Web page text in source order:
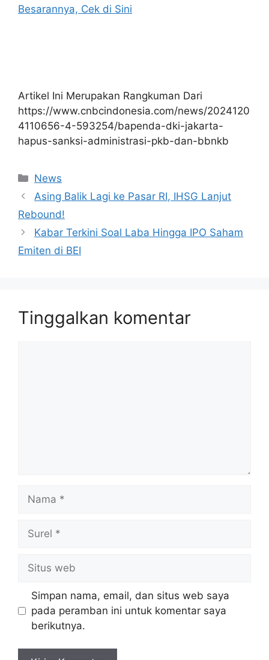
Besarannya, Cek di Sini
Artikel Ini Merupakan Rangkuman Dari
https://www.cnbcindonesia.com/news/2024120
4110656-4-593254/bapenda-dki-jakarta-
hapus-sanksi-administrasi-pkb-dan-bbnkb
Kategori
News
Asing Balik Lagi ke Pasar RI, IHSG Lanjut
Rebound!
Kabar Terkini Soal Laba Hingga IPO Saham
Emiten di BEI
Tinggalkan komentar
web
Simpan nama, email, dan situs web saya
pada peramban ini untuk komentar saya
berikutnya.